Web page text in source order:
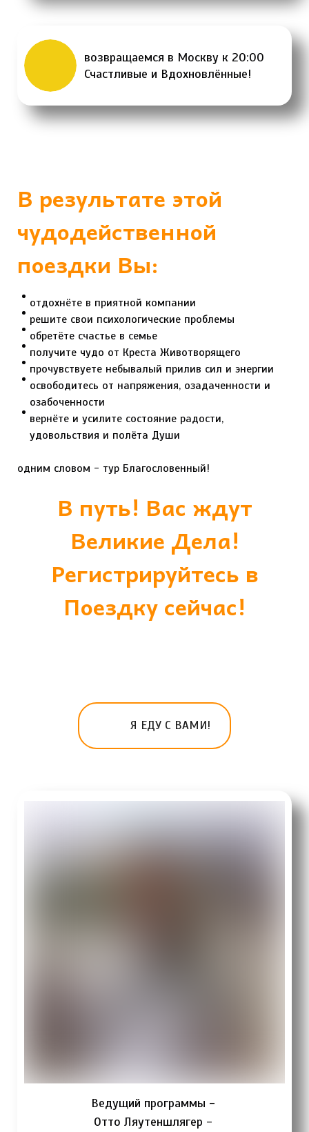
возвращаемся в Москву к 20:00
Счастливые и Вдохновлённые!
В результате этой
чудодейственной
поездки Вы:
отдохнёте в приятной компании
решите свои психологические проблемы
обретёте счастье в семье
получите чудо от Креста Животворящего
прочувствуете небывалый прилив сил и энергии
освободитесь от напряжения, озадаченности и
озабоченности
вернёте и усилите состояние радости,
удовольствия и полёта Души
одним словом - тур Благословенный!
В путь! Вас ждут
Великие Дела!
Регистрируйтесь в
Поездку сейчас!
Я ЕДУ С ВАМИ!
Ведущий программы -
Отто Ляутеншлягер -